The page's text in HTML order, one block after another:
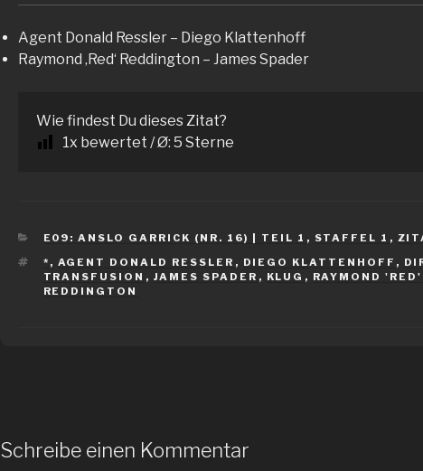
Agent Donald Ressler – Diego Klattenhoff
Raymond ‚Red‘ Reddington – James Spader
Wie findest Du dieses Zitat?
1x bewertet / Ø: 5 Sterne
KATEGORIEN
E09: ANSLO GARRICK (NR. 16) | TEIL 1 , STAFFEL 1 ,
SCHLAGWÖRTER
* , AGENT DONALD RESSLER , DIEGO KLATTENHOFF ,
TRANSFUSION , JAMES SPADER , KLUG , RAYMOND 'RED'
REDDINGTON
Schreibe einen Kommentar